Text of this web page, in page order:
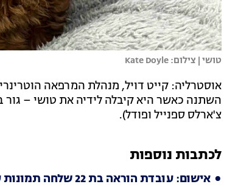
טושי | צילום: Kate Doyle
אוסטרליה: קייט דויל, מנהלת המרפאה
השתנה כאשר היא קיבלה לידיה את טושי – גור
צ'ארלס ספנייל ופודל).
לכתבות נוספות
אישום: עובדת הוראה בת 22 שלחה תמונות עירום שלה לנער בן 14